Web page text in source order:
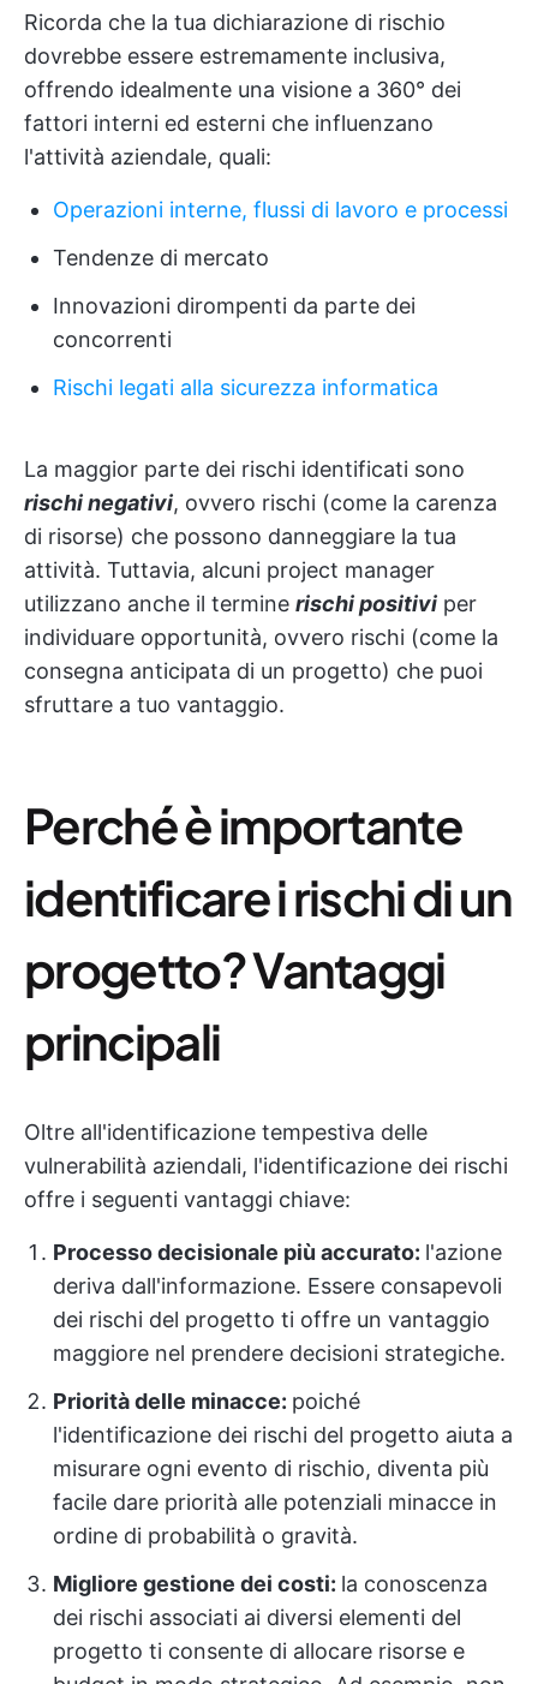
Ricorda che la tua dichiarazione di rischio
dovrebbe essere estremamente inclusiva,
offrendo idealmente una visione a 360° dei
fattori interni ed esterni che influenzano
l'attività aziendale, quali:
Operazioni interne, flussi di lavoro e processi
Tendenze di mercato
Innovazioni dirompenti da parte dei
concorrenti
Rischi legati alla sicurezza informatica
La maggior parte dei rischi identificati sono
rischi negativi, ovvero rischi (come la carenza
di risorse) che possono danneggiare la tua
attività. Tuttavia, alcuni project manager
utilizzano anche il termine rischi positivi per
individuare opportunità, ovvero rischi (come la
consegna anticipata di un progetto) che puoi
sfruttare a tuo vantaggio.
Perché è importante
identificare i rischi di un
progetto? Vantaggi
principali
Oltre all'identificazione tempestiva delle
vulnerabilità aziendali, l'identificazione dei rischi
offre i seguenti vantaggi chiave:
Processo decisionale più accurato: l'azione
deriva dall'informazione. Essere consapevoli
dei rischi del progetto ti offre un vantaggio
maggiore nel prendere decisioni strategiche.
Priorità delle minacce: poiché
l'identificazione dei rischi del progetto aiuta a
misurare ogni evento di rischio, diventa più
facile dare priorità alle potenziali minacce in
ordine di probabilità o gravità.
Migliore gestione dei costi: la conoscenza
dei rischi associati ai diversi elementi del
progetto ti consente di allocare risorse e